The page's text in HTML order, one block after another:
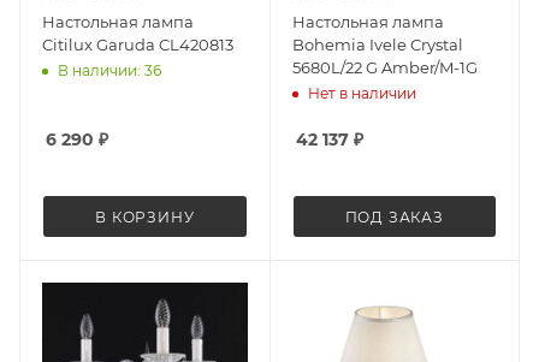
Настольная лампа
Citilux Garuda CL420813
В наличии: 36
6 290 ₽
В КОРЗИНУ
Настольная лампа
Bohemia Ivele Crystal
5680L/22 G Amber/M-1G
Нет в наличии
42 137₽
ПОД ЗАКАЗ